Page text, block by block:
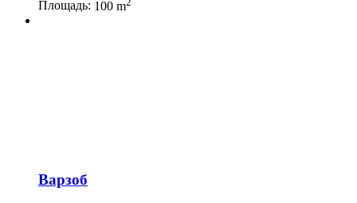
Площадь: 100 m
Варзоб